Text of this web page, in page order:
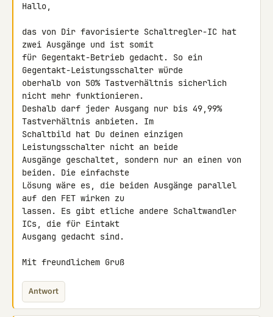
Hallo,
das von Dir favorisierte Schaltregler-IC hat
zwei Ausgänge und ist somit
für Gegentakt-Betrieb gedacht. So ein
Gegentakt-Leistungsschalter würde
oberhalb von 50% Tastverhältnis sicherlich
nicht mehr funktionieren.
Deshalb darf jeder Ausgang nur bis 49,99%
Tastverhältnis anbieten. Im
Schaltbild hat Du deinen einzigen
Leistungsschalter nicht an beide
Ausgänge geschaltet, sondern nur an einen von
beiden. Die einfachste
Lösung wäre es, die beiden Ausgänge parallel
auf den FET wirken zu
lassen. Es gibt etliche andere Schaltwandler
ICs, die für Eintakt
Ausgang gedacht sind.
Mit freundlichem Gruß
Antwort